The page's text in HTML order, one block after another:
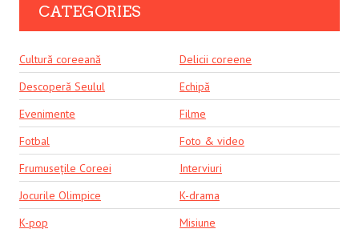
CATEGORIES
Cultură coreeană
Delicii coreene
Descoperă Seulul
Echipă
Evenimente
Filme
Fotbal
Foto & video
Frumusețile Coreei
Interviuri
Jocurile Olimpice
K-drama
K-pop
Misiune